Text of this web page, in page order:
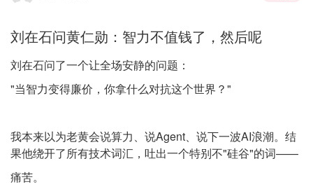
刘在石问黄仁勋：智力不值钱了，然后呢
刘在石问了一个让全场安静的问题：
"当智力变得廉价，你拿什么对抗这个世界？"
我本来以为老黄会说算力、说Agent、说下一波AI浪潮。结
果他绕开了所有技术词汇，吐出一个特别不"硅谷"的词——
痛苦。